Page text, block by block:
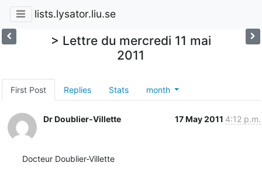
lists.lysator.liu.se
> Lettre du mercredi 11 mai
2011
First Post Replies Stats month
Dr Doublier-Villette 17 May 2011 4:12 p.m.
Docteur Doublier-Villette